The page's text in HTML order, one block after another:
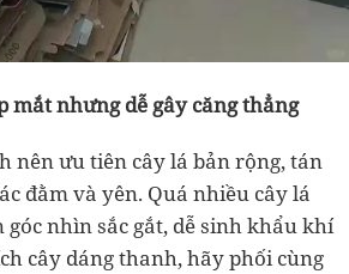
mắt nhưng dễ gây căng thẳng
nên ưu tiên cây lá bản rộng, tán
đằm và yên. Quá nhiều cây lá
nhìn sắc gắt, dễ sinh khẩu khí
cây dáng thanh, hãy phối cùng